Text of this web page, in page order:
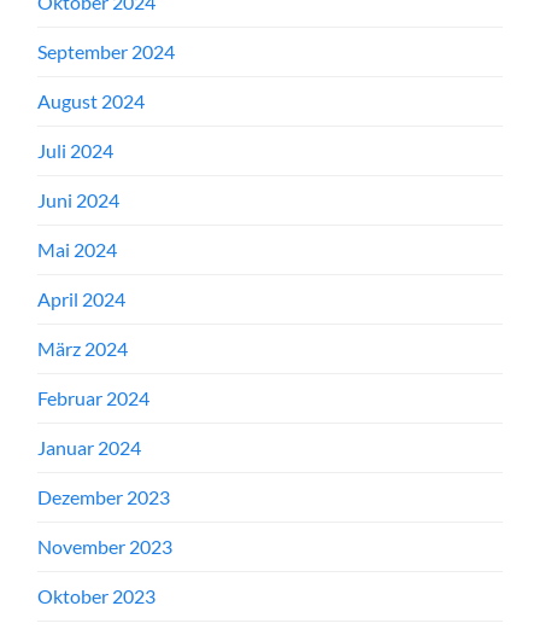
September 2024
August 2024
Juli 2024
Juni 2024
Mai 2024
April 2024
März 2024
Februar 2024
Januar 2024
Dezember 2023
November 2023
Oktober 2023